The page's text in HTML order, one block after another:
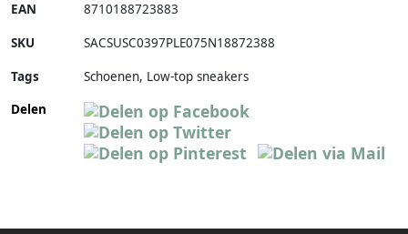
EAN 8710188723883
SKU SACSUSC0397PLE075N18872388
Tags
Schoenen, Low-top sneakers
Delen